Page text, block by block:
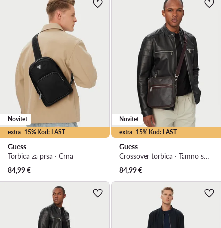
extra -15% Kod: LAST
Novitet
Guess
Torbica za prsa · Crna
84,99€
extra -15% Kod: LAST
Novitet
Guess
Crossover torbica · Tamno smeđa
84,99€